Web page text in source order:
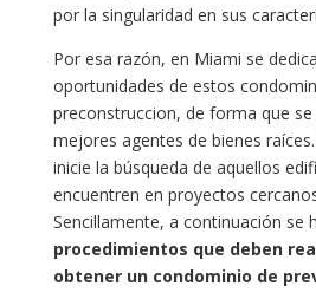
por la singularidad en sus
Por esa razón, en Miami se
oportunidades de estos
preconstruccion, de forma que
mejores agentes de bienes
inicie la búsqueda de aquellos
encuentren en proyectos
Sencillamente, a continuación se
procedimientos que deben
obtener un condominio de